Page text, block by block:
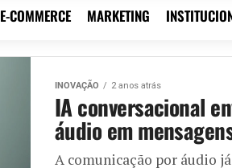
E-COMMERCE MARKETING
INOVAÇÃO 2 anos atrás
IA conversacional
áudio em
A comunicação por áudio